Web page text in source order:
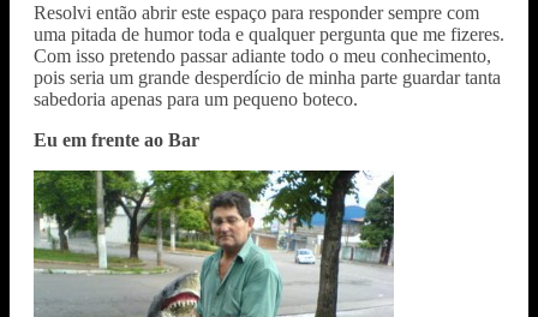
Resolvi então abrir este espaço para responder sempre com
uma pitada de humor toda e qualquer pergunta que me fizeres.
Com isso pretendo passar adiante todo o meu conhecimento,
pois seria um grande desperdício de minha parte guardar tanta
sabedoria apenas para um pequeno boteco.
Eu em frente ao Bar